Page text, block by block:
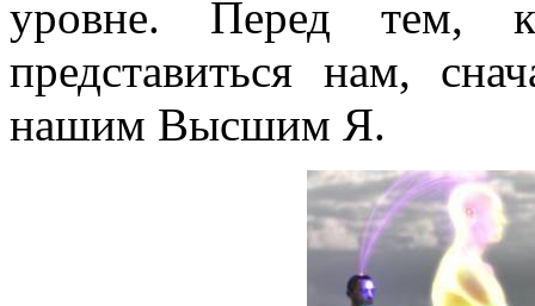
уровне. Перед тем,
представиться нам,
нашим Высшим Я.